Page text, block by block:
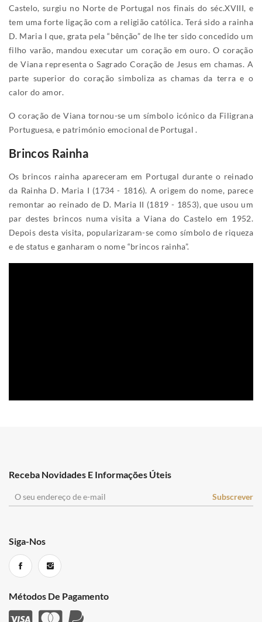
Castelo, surgiu no Norte de Portugal nos finais do séc.XVIII, e
tem uma forte ligação com a religião católica. Terá sido a rainha
D. Maria I que, grata pela “bênção” de lhe ter sido concedido um
filho varão, mandou executar um coração em ouro. O coração
de Viana representa o Sagrado Coração de Jesus em chamas. A
parte superior do coração simboliza as chamas da terra e o
calor do amor.
O coração de Viana tornou-se um símbolo icónico da Filigrana
Portuguesa, e património emocional de Portugal .
Brincos Rainha
Os brincos rainha apareceram em Portugal durante o reinado
da Rainha D. Maria I (1734 - 1816). A origem do nome, parece
remontar ao reinado de D. Maria II (1819 - 1853), que usou um
par destes brincos numa visita a Viana do Castelo em 1952.
Depois desta visita, popularizaram-se como símbolo de riqueza
e de status e ganharam o nome “brincos rainha”.
Receba Novidades E Informações Úteis
Siga-Nos
Métodos De Pagamento